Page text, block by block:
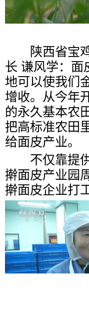
陕西省宝
长 谦风学：面
地可以使我们
增收。从今年
的永久基本农
把高标准农田
给面皮产业。
不仅靠提
擀面皮产业园
擀面皮企业打